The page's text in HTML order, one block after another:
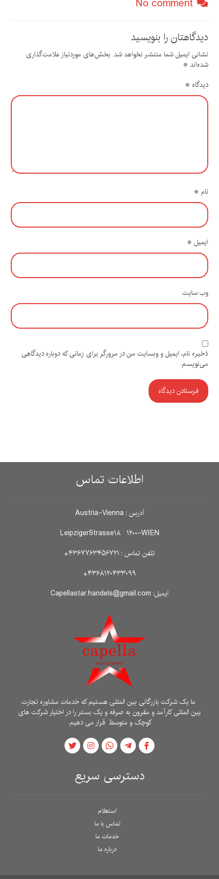
No comment
دیدگاهتان را بنویسید
نشانی ایمیل شما منتشر نخواهد شد. بخش‌های موردنیاز علامت‌گذاری
شده‌اند *
دیدگاه *
نام *
ایمیل *
وب‌ سایت
ذخیره نام، ایمیل و وبسایت من در مرورگر برای زمانی که دوباره دیدگاهی
می‌نویسم.
فرستادن دیدگاه
اطلاعات تماس
آدرس : Austria-Vienna
LeipzigerStrasse۱۸ ۱۲۰۰-WIEN
تلفن تماس : ۴۳۶۷۷۶۳۴۵۶۷۲۱+
۴۳۶۸۱۲۰۴۳۳۰۹۹+
ایمیل: Capellastar.handels@gmail.com
ما یک شرکت بازرگانی بین المللی هستیم که خدمات مشاوره تجارت
بین المللی کارآمد و مقرون به صرفه و یک بستر را در اختیار شرکت های
کوچک و متوسط ​​قرار می دهیم.
دسترسی سریع
استعلام
تماس با ما
خدمات ما
درباره ما